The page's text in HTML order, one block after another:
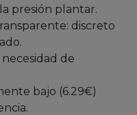
presión plantar.
discreto
necesidad de
bajo (6.29€)